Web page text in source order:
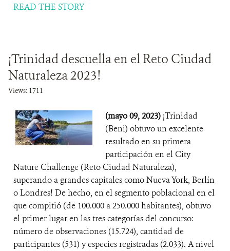
READ THE STORY
¡Trinidad descuella en el Reto Ciudad
Naturaleza 2023!
Views: 1711
(mayo 09, 2023) ¡Trinidad
(Beni) obtuvo un excelente
resultado en su primera
participación en el City
Nature Challenge (Reto Ciudad Naturaleza),
superando a grandes capitales como Nueva York, Berlín
o Londres! De hecho, en el segmento poblacional en el
que compitió (de 100.000 a 250.000 habitantes), obtuvo
el primer lugar en las tres categorías del concurso:
número de observaciones (15.724), cantidad de
participantes (531) y especies registradas (2.033). A nivel